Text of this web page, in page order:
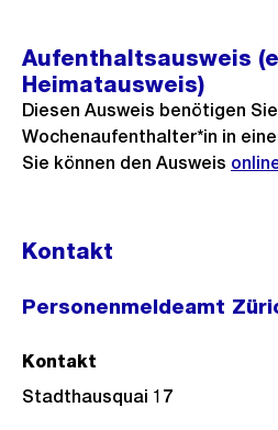
Aufenthaltsausweis
Heimatausweis)
Diesen Ausweis benötigen
Wochenaufenthalter*in in
Sie können den Ausweis
Kontakt
Personenmeldeamt
Kontakt
Stadthausquai 17